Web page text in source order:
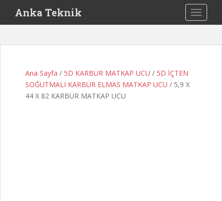
i
Anka Teknik
Ana Sayfa / 5D KARBÜR MATKAP UCU / 5D İÇTEN
SOĞUTMALI KARBÜR ELMAS MATKAP UCU / 5,9 X
44 X 82 KARBÜR MATKAP UCU